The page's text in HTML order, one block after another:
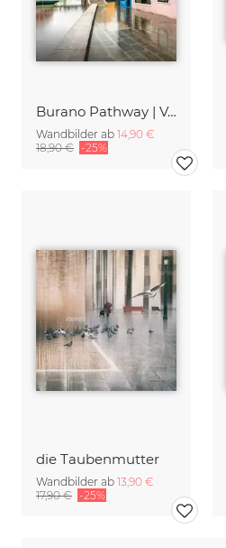
Burano Pathway | Veneto
Wandbilder ab 14,90 €
18,90 € -25%
die Taubenmutter
Wandbilder ab 13,90 €
17,90 € -25%